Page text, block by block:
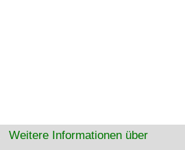
Weitere Informationen über